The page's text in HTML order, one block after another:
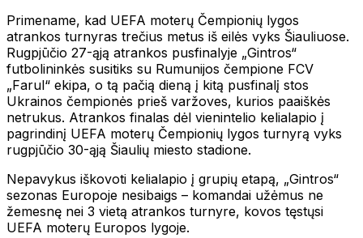
Primename, kad UEFA moterų Čempionių lygos
atrankos turnyras trečius metus iš eilės vyks Šiauliuose.
Rugpjūčio 27-ąją atrankos pusfinalyje „Gintros“
futbolininkės susitiks su Rumunijos čempione FCV
„Farul“ ekipa, o tą pačią dieną į kitą pusfinalį stos
Ukrainos čempionės prieš varžoves, kurios paaiškės
netrukus. Atrankos finalas dėl vienintelio kelialapio į
pagrindinį UEFA moterų Čempionių lygos turnyrą vyks
rugpjūčio 30-ąją Šiaulių miesto stadione.
Nepavykus iškovoti kelialapio į grupių etapą, „Gintros“
sezonas Europoje nesibaigs – komandai užėmus ne
žemesnę nei 3 vietą atrankos turnyre, kovos tęstųsi
UEFA moterų Europos lygoje.